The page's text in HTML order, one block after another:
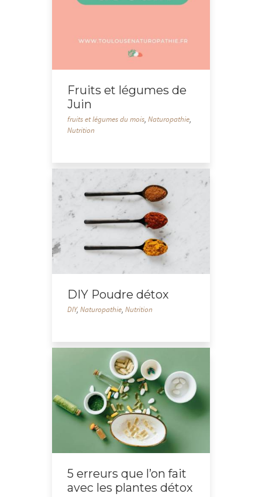
Fruits et légumes de
Juin
fruits et légumes du mois,Naturopathie,
Nutrition
DIY Poudre détox
DIY,Naturopathie,Nutrition
5 erreurs que l’on fait
avec les plantes détox